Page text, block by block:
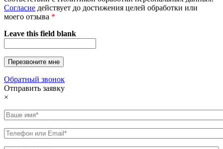
Согласие действует до достижения целей обработки или
моего отзыва *
Leave this field blank
Обратный звонок
Отправить заявку
×